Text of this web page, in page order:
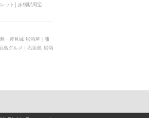
ット
赤嶺駅周辺
・豊見城 居酒屋 | 浦
島グルメ | 石垣島 居酒